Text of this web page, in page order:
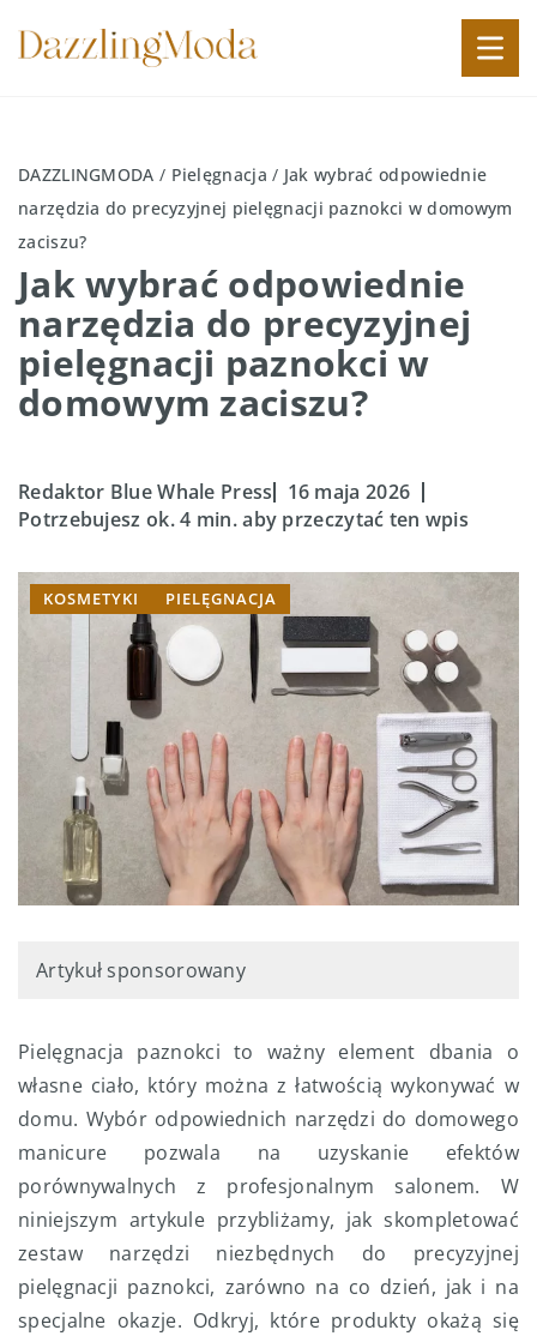
DAZZLINGMODA / Pielęgnacja / Jak wybrać odpowiednie
narzędzia do precyzyjnej pielęgnacji paznokci w domowym
zaciszu?
Jak wybrać odpowiednie
narzędzia do precyzyjnej
pielęgnacji paznokci w
domowym zaciszu?
Redaktor Blue Whale Press
16 maja 2026
Potrzebujesz ok. 4 min. aby przeczytać ten wpis
KOSMETYKI PIELĘGNACJA
Artykuł sponsorowany
Pielęgnacja paznokci to ważny element dbania o
własne ciało, który można z łatwością wykonywać w
domu. Wybór odpowiednich narzędzi do domowego
manicure pozwala na uzyskanie efektów
porównywalnych z profesjonalnym salonem. W
niniejszym artykule przybliżamy, jak skompletować
zestaw narzędzi niezbędnych do precyzyjnej
pielęgnacji paznokci, zarówno na co dzień, jak i na
specjalne okazje. Odkryj, które produkty okażą się